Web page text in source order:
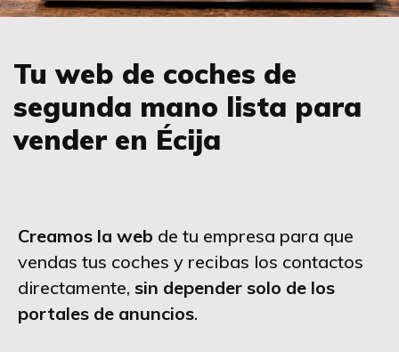
Tu web de coches de
segunda mano lista para
vender en Écija
Creamos la web de tu empresa para que
vendas tus coches y recibas los contactos
directamente, sin depender solo de los
portales de anuncios.